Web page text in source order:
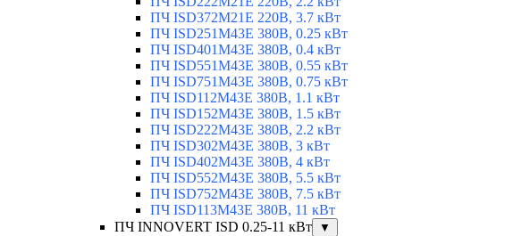
ПЧ ISD372M21E 220В, 3.7 кВт
ПЧ ISD251M43E 380В, 0.25 кВт
ПЧ ISD401M43E 380В, 0.4 кВт
ПЧ ISD551M43E 380В, 0.55 кВт
ПЧ ISD751M43E 380В, 0.75 кВт
ПЧ ISD112M43E 380В, 1.1 кВт
ПЧ ISD152M43E 380В, 1.5 кВт
ПЧ ISD222M43E 380В, 2.2 кВт
ПЧ ISD302M43E 380В, 3 кВт
ПЧ ISD402M43E 380В, 4 кВт
ПЧ ISD552M43E 380В, 5.5 кВт
ПЧ ISD752M43E 380В, 7.5 кВт
ПЧ ISD113M43E 380В, 11 кВт
ПЧ INNOVERT ISD 0.25-11 кВт
▼